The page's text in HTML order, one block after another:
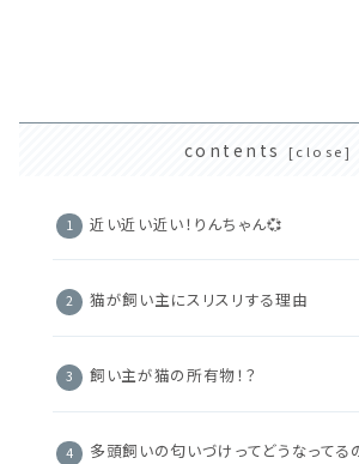
contents
近い近い近い！りんちゃん💞
猫が飼い主にスリスリする理由
飼い主が猫の所有物！？
多頭飼いの匂いづけってどうなってる